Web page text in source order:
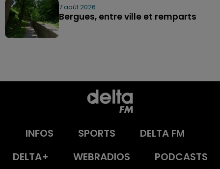
7 août 2026
Bergues, entre ville et remparts
INFOS SPORTS
DELTA FM
DELTA+
WEBRADIOS PODCASTS